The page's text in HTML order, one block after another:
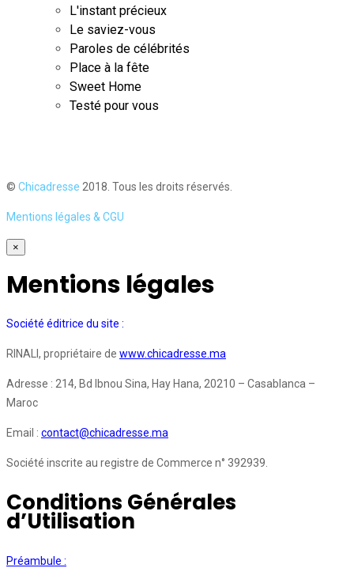
L'instant précieux
Le saviez-vous
Paroles de célébrités
Place à la fête
Sweet Home
Testé pour vous
© Chicadresse 2018. Tous les droits réservés.
Mentions légales & CGU
×
Mentions légales
Société éditrice du site :
RINALI, propriétaire de www.chicadresse.ma
Adresse : 214, Bd Ibnou Sina, Hay Hana, 20210 – Casablanca –
Maroc
Email : contact@chicadresse.ma
Société inscrite au registre de Commerce n° 392939.
Conditions Générales
d’Utilisation
Préambule :